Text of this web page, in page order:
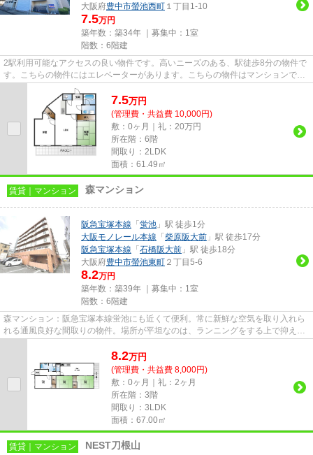
大阪府豊中市螢池西町 １丁目1-10
7.5万円
築年数：築34年 ｜募集中： 1室
階数：6階建
2駅利用可能なアクセスの良い物件です。高いニーズのある、駅徒歩8分の物件で
す。こちらの物件にはエレベーターがあります。こちらの物件はマンションで
す。当社スタッフが地域の賃貸...
7.5万円
(管理費・共益費 10,000円)
敷：0ヶ月｜礼：20万円
所在階：6階
間取り：2LDK
面積：61.49㎡
賃貸｜マンション 森マンション
阪急宝塚本線 「 蛍池 」駅 徒歩1分
大阪モノレール本線 「 柴原阪大前 」駅 徒歩17分
阪急宝塚本線 「 石橋阪大前 」駅 徒歩18分
大阪府豊中市螢池東町 ２丁目5-6
8.2万円
築年数：築39年 ｜募集中： 1室
階数：6階建
森マンション：阪急宝塚本線蛍池にも近くて便利。常に新鮮な空気を取り入れら
れる通風良好な間取りの物件。場所が平坦なのは、ランニングをする上で抑えた
8.2万円
(管理費・共益費 8,000円)
敷：0ヶ月｜礼：2ヶ月
所在階：3階
間取り：3LDK
面積：67.00㎡
賃貸｜マンション NEST刀根山